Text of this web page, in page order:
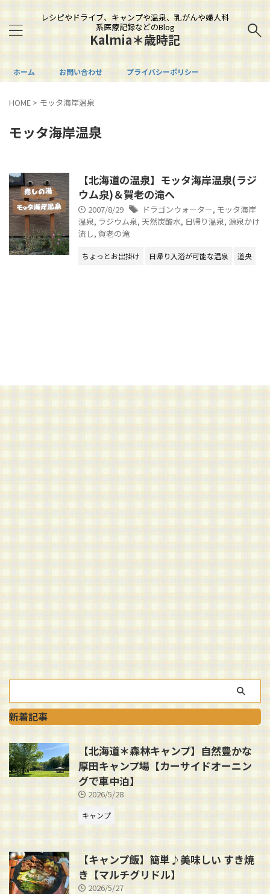
レシピやドライブ、キャンプや温泉、乳がんや婦人科
系医療記録などのBlog
Kalmia＊歳時記
ホーム お問い合わせ プライバシーポリシー
HOME > モッタ海岸温泉
モッタ海岸温泉
【北海道の温泉】モッタ海岸温泉(ラジ
ウム泉)＆賀老の滝へ
2007/8/29 ドラゴンウォーター, モッタ海岸
温泉, ラジウム泉, 天然炭酸水, 日帰り温泉, 源泉かけ
流し, 賀老の滝
ちょっとお出掛け 日帰り入浴が可能な温泉 道央
新着記事
【北海道＊森林キャンプ】自然豊かな
厚田キャンプ場【カーサイドオーニン
グで車中泊】
2026/5/28
キャンプ
【キャンプ飯】簡単♪美味しい すき焼
き【マルチグリドル】
2026/5/27